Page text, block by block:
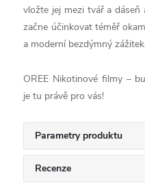
vložte jej mezi tvář a
začne účinkovat téměř
a moderní bezdýmný
OREE Nikotinové filmy –
je tu právě pro vás!
Parametry produktu
Recenze